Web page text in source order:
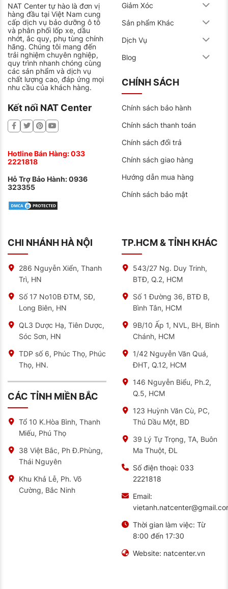
NAT Center tự hào là đơn vị
hàng đầu tại Việt Nam cung
cấp dịch vụ bảo dưỡng ô tô
và phân phối lốp xe, dầu
nhớt, ắc quy, phụ tùng chính
hãng. Chúng tôi mang đến
trải nghiệm chuyên nghiệp,
quy trình nhanh chóng cùng
các sản phẩm và dịch vụ
chất lượng cao, đáp ứng mọi
nhu cầu của khách hàng.
Kết nối NAT Center
Hotline Bán Hàng:033
2221818
Hỗ Trợ Bảo Hành:0936
323355
Giảm Xóc
Sản phẩm Khác
Dịch Vụ
Blog
CHÍNH SÁCH
Chính sách bảo hành
Chính sách thanh toán
Chính sách đổi trả
Chính sách giao hàng
Hướng dẫn mua hàng
Chính sách bảo mật
CHI NHÁNH HÀ NỘI
286 Nguyễn Xiển, Thanh
Trì, HN
Số 17 No10B ĐTM, SĐ,
Long Biên, HN
QL3 Dược Hạ, Tiên Dược,
Sóc Sơn, HN
TDP số 6, Phúc Thọ, Phúc
Thọ, HN.
CÁC TỈNH MIỀN BẮC
Tổ 10 K.Hòa Bình, Thanh
Miếu, Phú Thọ
38 Việt Bắc, Ph Đ.Phùng,
Thái Nguyên
Khu Khả Lễ, Ph. Võ
Cường, Bắc Ninh
TP.HCM & TỈNH KHÁC
543/27 Ng. Duy Trinh,
BTĐ, Q.2, HCM
Số 1 Đường 36, BTĐ B,
Bình Tân, HCM
9B/10 Ấp 1, NVL, BH, Bình
Chánh, HCM
1/42 Nguyễn Văn Quá,
ĐHT, Q.12, HCM
146 Nguyễn Biểu, Ph.2,
Q.5, HCM
123 Huỳnh Văn Cù, PC,
Thủ Dầu Một, BD
39 Lý Tự Trọng, TA, Buôn
Ma Thuột, ĐL
Số điện thoại: 033
2221818
Email:
Thời gian làm việc: Từ
8:00 đến 17:30
Website: natcenter.vn